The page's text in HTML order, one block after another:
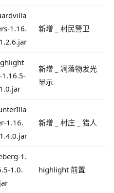
1.16.
新增 _ 村民警卫
1.16.5-
新增 _ 凋落物发光
显示
1.16.
新增 _ 村庄 _ 猎人
1.
1.0.
highlight 前置